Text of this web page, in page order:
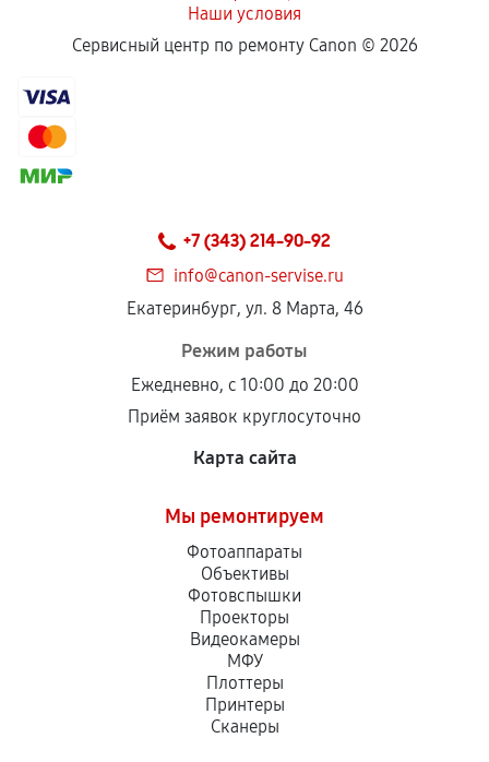
Наши условия
Сервисный центр по ремонту Canon © 2026
+7 (343) 214-90-92
info@canon-servise.ru
Екатеринбург, ул. 8 Марта, 46
Режим работы
Ежедневно, с 10:00 до 20:00
Приём заявок круглосуточно
Карта сайта
Мы ремонтируем
Фотоаппараты
Объективы
Фотовспышки
Проекторы
Видеокамеры
МФУ
Плоттеры
Принтеры
Сканеры